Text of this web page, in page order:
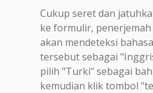
Cukup seret dan
ke formulir,
akan mendeteksi
tersebut sebagai
pilih "Turki" sebagai
kemudian klik tombol